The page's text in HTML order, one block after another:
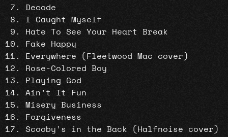
Decode
I Caught Myself
Hate To See Your Heart Break
Fake Happy
Everywhere (Fleetwood Mac cover)
Rose-Colored Boy
Playing God
Ain’t It Fun
Misery Business
Forgiveness
Scooby’s in the Back (Halfnoise cover)